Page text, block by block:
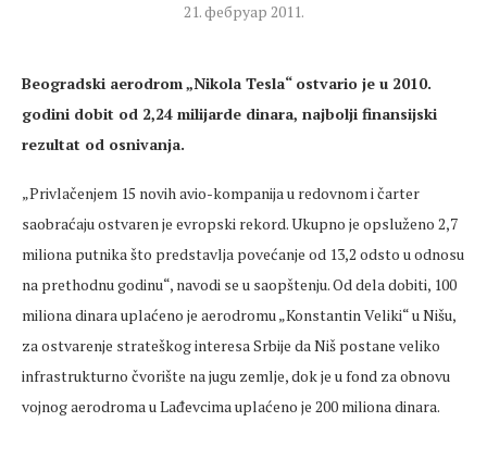
21. фебруар 2011.
Beogradski aerodrom „Nikola Tesla“ ostvario je u 2010.
godini dobit od 2,24 milijarde dinara, najbolji finansijski
rezultat od osnivanja.
„Privlačenjem 15 novih avio-kompanija u redovnom i čarter
saobraćaju ostvaren je evropski rekord. Ukupno je opsluženo 2,7
miliona putnika što predstavlja povećanje od 13,2 odsto u odnosu
na prethodnu godinu“, navodi se u saopštenju. Od dela dobiti, 100
miliona dinara uplaćeno je aerodromu „Konstantin Veliki“ u Nišu,
za ostvarenje strateškog interesa Srbije da Niš postane veliko
infrastrukturno čvorište na jugu zemlje, dok je u fond za obnovu
vojnog aerodroma u Lađevcima uplaćeno je 200 miliona dinara.